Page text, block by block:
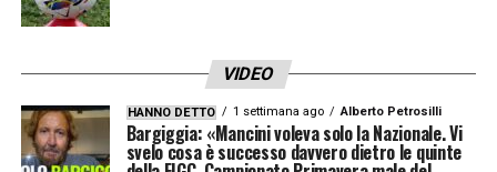
VIDEO
HANNO DETTO 1 settimana ago Alberto Petrosilli
Bargiggia: «Mancini voleva solo la Nazionale. Vi
svelo cosa è successo davvero dietro le quinte